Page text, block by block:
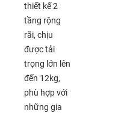
thiết kế 2
tầng rộng
rãi, chịu
được tải
trọng lớn lên
đến 12kg,
phù hợp với
những gia